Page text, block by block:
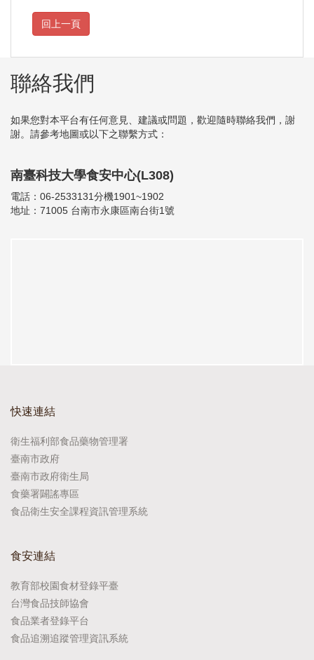
聯絡我們
如果您對本平台有任何意見、建議或問題，歡迎隨時聯絡我們，謝
謝。請參考地圖或以下之聯繫方式：
南臺科技大學食安中心(L308)
電話：06-2533131分機1901~1902
地址：71005 台南市永康區南台街1號
快速連結
衛生福利部食品藥物管理署
臺南市政府
臺南市政府衛生局
食藥署闢謠專區
食品衛生安全課程資訊管理系統
食安連結
教育部校園食材登錄平臺
台灣食品技師協會
食品業者登錄平台
食品追溯追蹤管理資訊系統